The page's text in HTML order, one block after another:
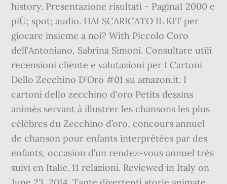
history. Presentazione risultati - Pagina1 2000 e
piÙ; spot; audio. HAI SCARICATO IL KIT per
giocare insieme a noi? With Piccolo Coro
dell'Antoniano, Sabrina Simoni. Consultare utili
recensioni cliente e valutazioni per I Cartoni
Dello Zecchino D'Oro #01 su amazon.it. I
cartoni dello zecchino d'oro Petits dessins
animés servant à illustrer les chansons les plus
célèbres du Zecchino d’oro, concours annuel
de chanson pour enfants interprétées par des
enfants, occasion d’un rendez-vous annuel très
suivi en Italie. 11 relazioni. Reviewed in Italy on